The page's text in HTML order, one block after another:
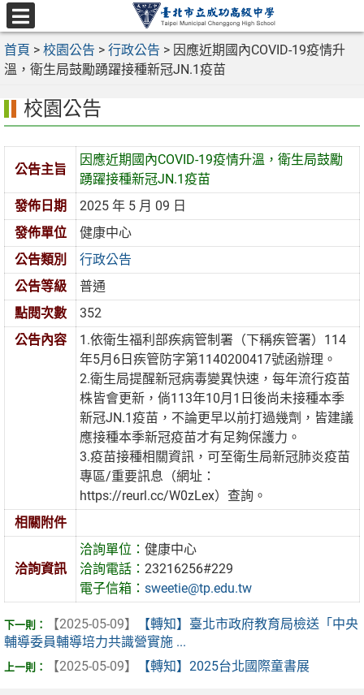
跳
至
主
要
區
選
單
首頁 > 校園公告 > 行政公告 > 因應近期國內COVID-19疫情升
溫，衛生局鼓勵踴躍接種新冠JN.1疫苗
校園公告
公告主旨
因應近期國內COVID-19疫情升溫，衛生局鼓勵
踴躍接種新冠JN.1疫苗
發佈日期
2025 年 5 月 09 日
發佈單位
健康中心
公告類別
行政公告
公告等級
普通
點閱次數
352
公告內容
1.依衛生福利部疾病管制署（下稱疾管署）114
年5月6日疾管防字第1140200417號函辦理。
2.衛生局提醒新冠病毒變異快速，每年流行疫苗
株皆會更新，倘113年10月1日後尚未接種本季
新冠JN.1疫苗，不論更早以前打過幾劑，皆建議
應接種本季新冠疫苗才有足夠保護力。
3.疫苗接種相關資訊，可至衛生局新冠肺炎疫苗
專區/重要訊息（網址：
https://reurl.cc/W0zLex）查詢。
相關附件
洽詢資訊
洽詢單位：健康中心
洽詢電話：23216256#229
電子信箱：sweetie@tp.edu.tw
【2025-05-09】
【轉知】臺北市政府教育局檢送「中央
輔導委員輔導培力共識營實施 ...
【2025-05-09】
【轉知】2025台北國際童書展